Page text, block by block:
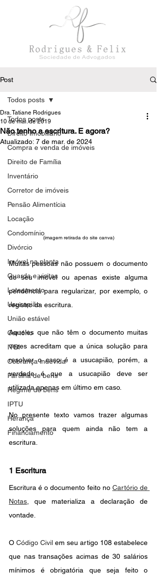
Post
Todos posts
Direito Imobiliário
Compra e venda de imóveis
Direito de Família
Inventário
Corretor de imóveis
Pensão Alimentícia
Locação
Condomínio
Divórcio
Imóvel na planta
Guarda e visitas
Loteamento
Usucapião
União estável
Cartório
ITBI
Cobrança indevida
Partilha de bens
Regime de bens
IPTU
Herança
Financiamento
Todos posts
Não tenho a escritura. E agora?
Dra. Tatiane Rodrigues
10 de mai. de 2019
Atualizado: 7 de mar. de 2024
(imagem retirada do site canva)
Muitas pessoas não possuem o documento
do seu imóvel ou apenas existe alguma
pendência para regularizar, por exemplo, o
registro da escritura.
Aqueles que não têm o documento muitas
vezes acreditam que a única solução para
resolver o caso é a usucapião, porém, a
verdade é que a usucapião deve ser
utilizada apenas em último em caso.
No presente texto vamos trazer algumas
soluções para quem ainda não tem a
escritura.
1 Escritura
Escritura é o documento feito no Cartório de
Notas , que materializa a declaração de
vontade.
O Código Civil em seu artigo 108 estabelece
que nas transações acimas de 30 salários
mínimos é obrigatória que seja feito o